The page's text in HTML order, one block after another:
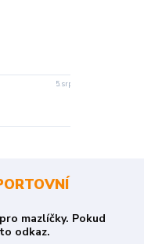
5. srpna
mazlíčky. Pokud
odkaz.